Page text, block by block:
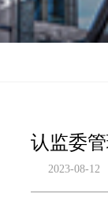
认监委
2023-08-12